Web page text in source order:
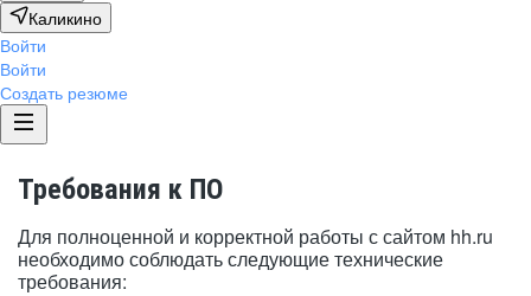
Каликино
Войти
Войти
Создать резюме
Требования к ПО
Для полноценной и корректной работы с сайтом hh.ru
необходимо соблюдать следующие технические
требования: